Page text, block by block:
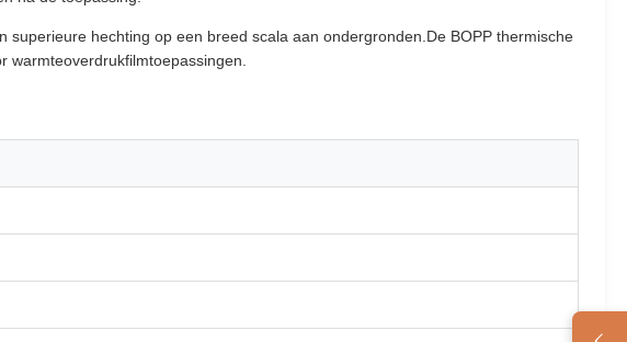
hechting op een breed scala aan ondergronden.De BOPP thermische